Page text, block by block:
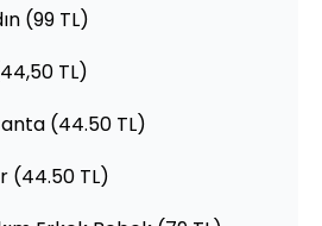
(99 TL)
TL)
(44.50 TL)
(44.50 TL)